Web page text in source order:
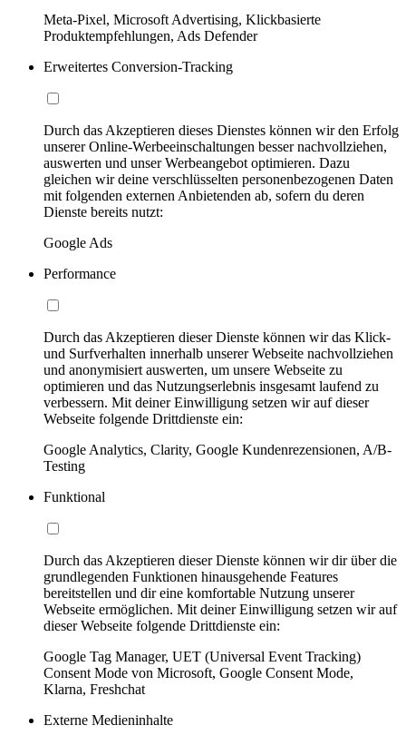
Meta-Pixel, Microsoft Advertising, Klickbasierte
Produktempfehlungen, Ads Defender
Erweitertes Conversion-Tracking
Durch das Akzeptieren dieses Dienstes können wir den Erfolg
unserer Online-Werbeeinschaltungen besser nachvollziehen,
auswerten und unser Werbeangebot optimieren. Dazu
gleichen wir deine verschlüsselten personenbezogenen Daten
mit folgenden externen Anbietenden ab, sofern du deren
Dienste bereits nutzt:
Google Ads
Performance
Durch das Akzeptieren dieser Dienste können wir das Klick-
und Surfverhalten innerhalb unserer Webseite nachvollziehen
und anonymisiert auswerten, um unsere Webseite zu
optimieren und das Nutzungserlebnis insgesamt laufend zu
verbessern. Mit deiner Einwilligung setzen wir auf dieser
Webseite folgende Drittdienste ein:
Google Analytics, Clarity, Google Kundenrezensionen, A/B-
Testing
Funktional
Durch das Akzeptieren dieser Dienste können wir dir über die
grundlegenden Funktionen hinausgehende Features
bereitstellen und dir eine komfortable Nutzung unserer
Webseite ermöglichen. Mit deiner Einwilligung setzen wir auf
dieser Webseite folgende Drittdienste ein:
Google Tag Manager, UET (Universal Event Tracking)
Consent Mode von Microsoft, Google Consent Mode,
Klarna, Freshchat
Externe Medieninhalte